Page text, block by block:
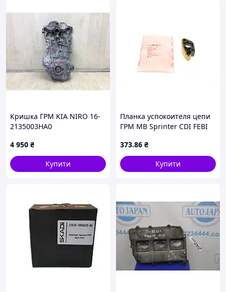
Кришка ГРМ KIA NIRO 16-
2135003HA0
4 950 ₴
Купити
Планка успокоителя цепи
ГРМ MB Sprinter CDI FEBI
373.86 ₴
Купити